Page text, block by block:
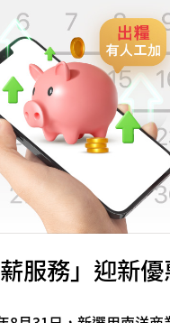
薪服務」迎新